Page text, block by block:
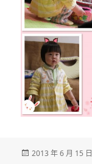
发
2013 年 6 月 15 日